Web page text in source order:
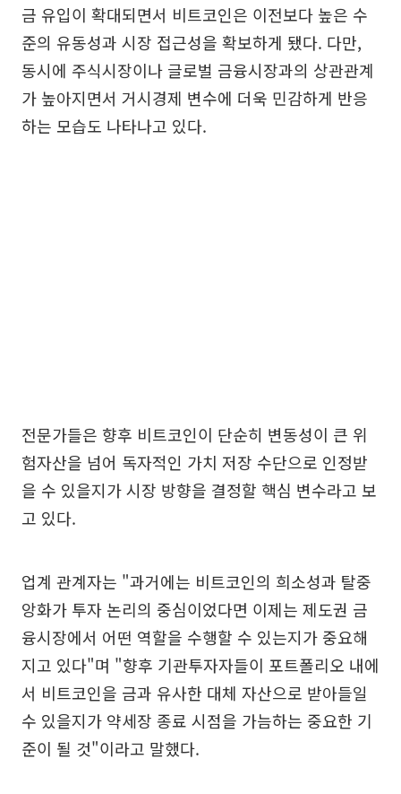
금 유입이 확대되면서 비트코인은 이전보다 높은 수
준의 유동성과 시장 접근성을 확보하게 됐다. 다만,
동시에 주식시장이나 글로벌 금융시장과의 상관관계
가 높아지면서 거시경제 변수에 더욱 민감하게 반응
하는 모습도 나타나고 있다.
전문가들은 향후 비트코인이 단순히 변동성이 큰 위
험자산을 넘어 독자적인 가치 저장 수단으로 인정받
을 수 있을지가 시장 방향을 결정할 핵심 변수라고 보
고 있다.
업계 관계자는 "과거에는 비트코인의 희소성과 탈중
앙화가 투자 논리의 중심이었다면 이제는 제도권 금
융시장에서 어떤 역할을 수행할 수 있는지가 중요해
지고 있다"며 "향후 기관투자자들이 포트폴리오 내에
서 비트코인을 금과 유사한 대체 자산으로 받아들일
수 있을지가 약세장 종료 시점을 가늠하는 중요한 기
준이 될 것"이라고 말했다.